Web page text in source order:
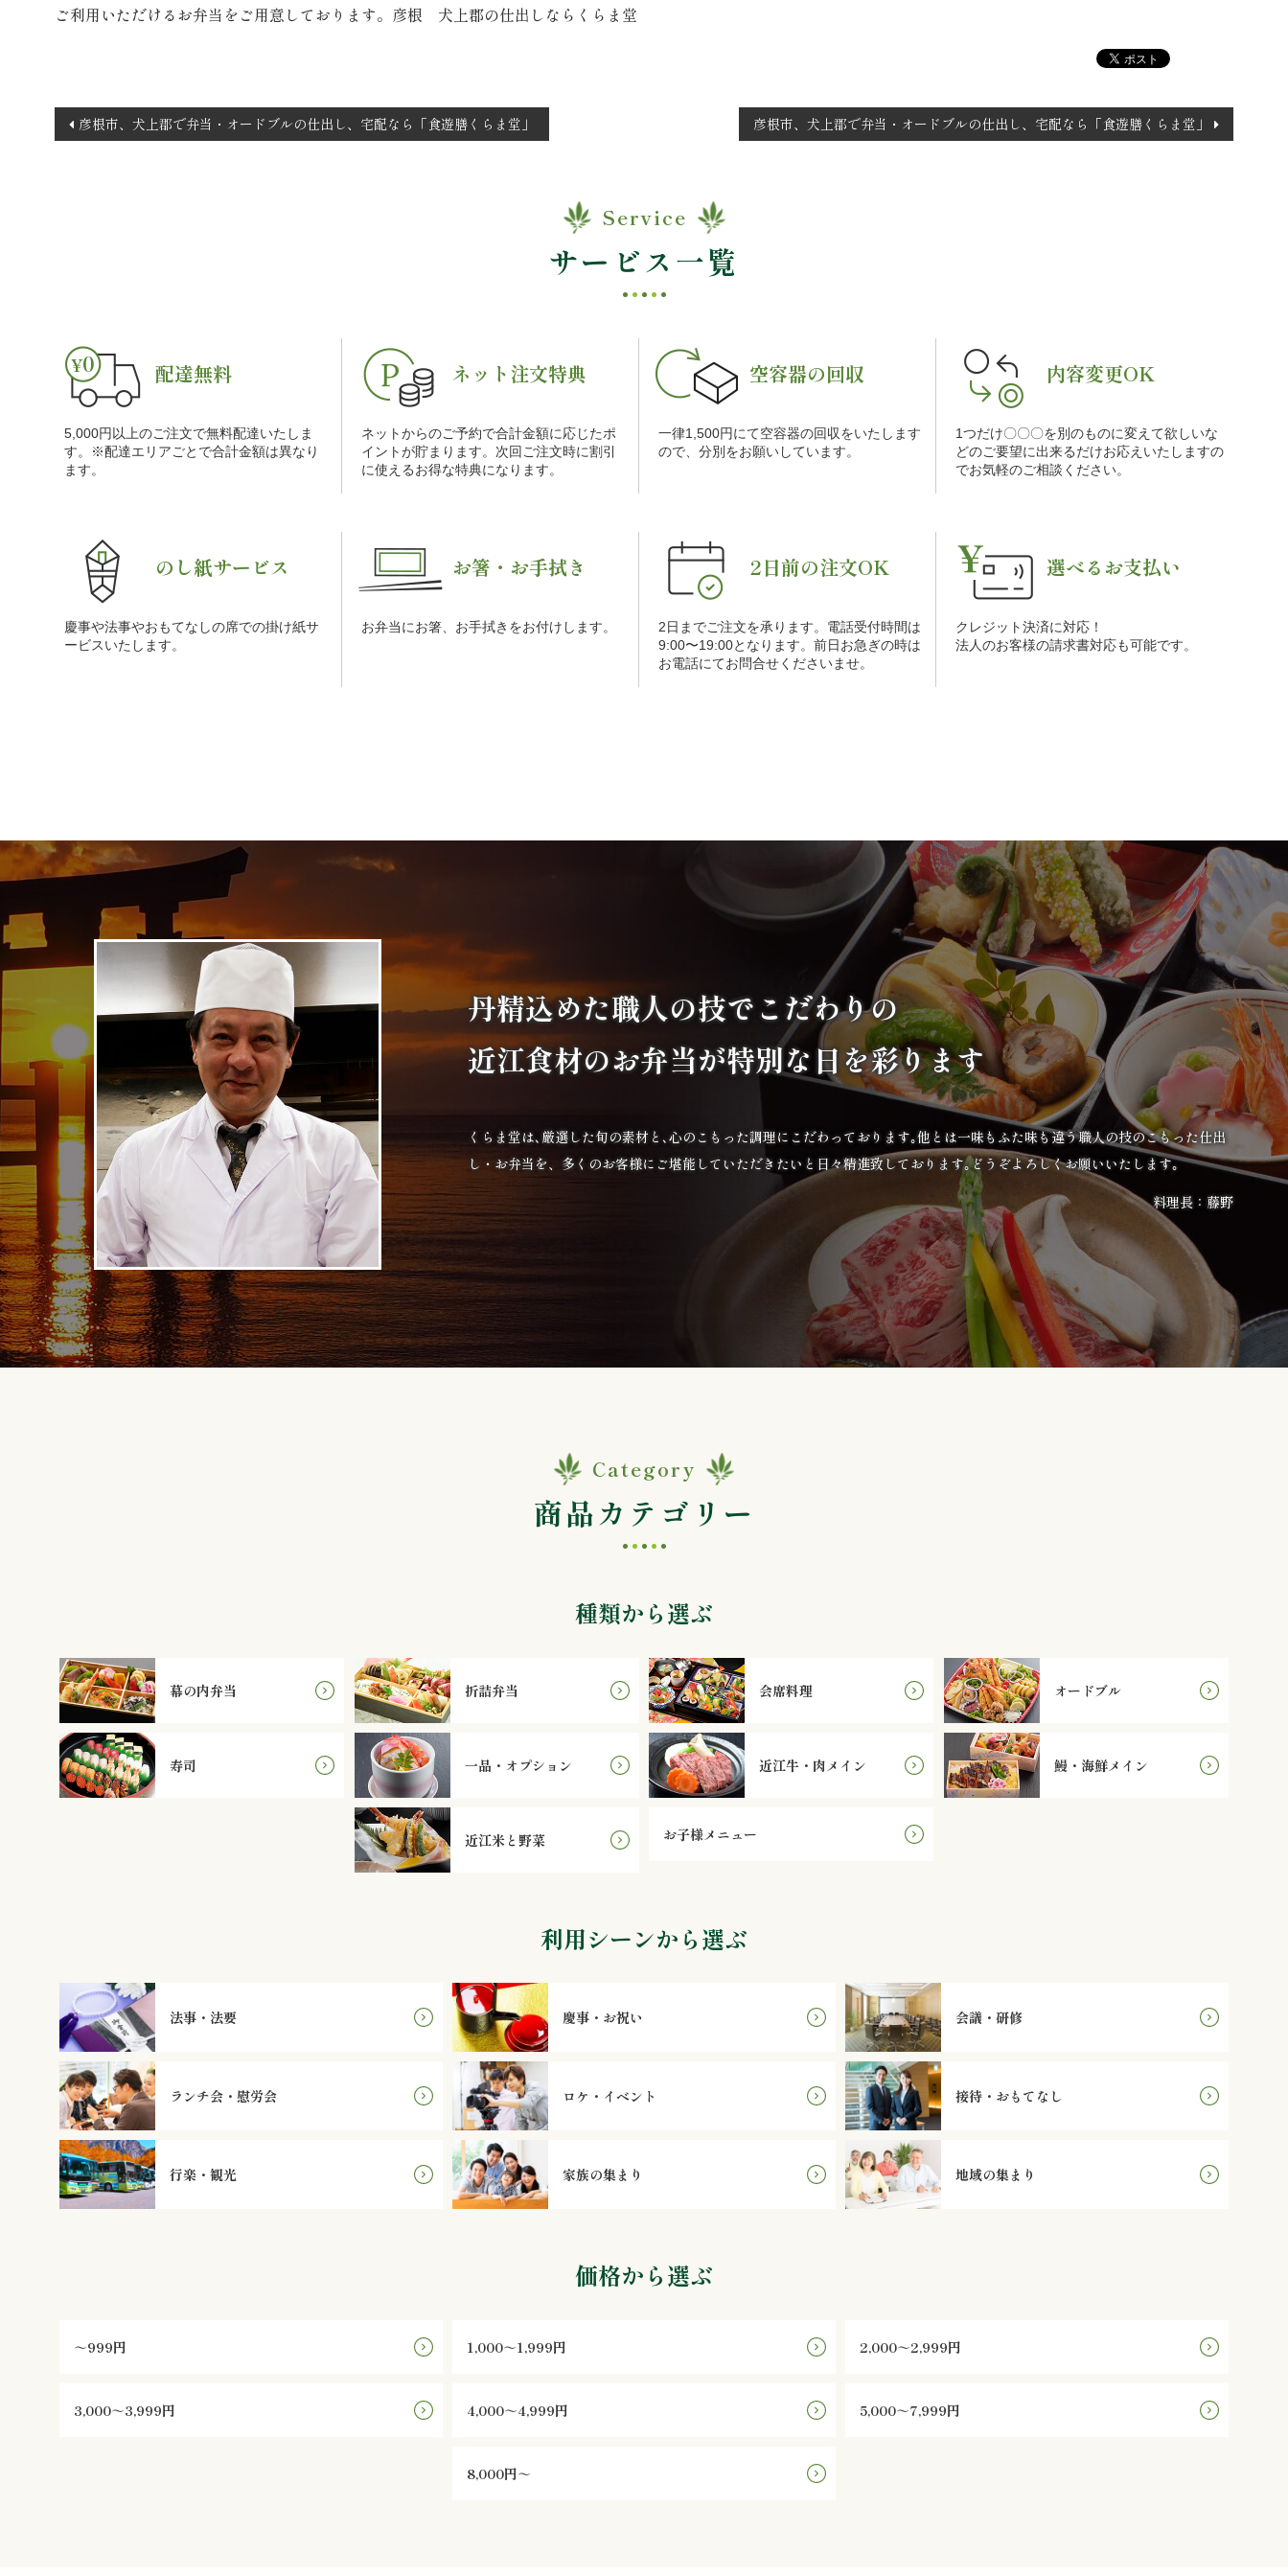
ご利用いただけるお弁当をご用意しております。彦根 犬上郡の仕出しならくらま堂
投
稿
彦根市、犬上郡で弁当・オードブルの仕出し、宅配なら「食遊膳くらま堂」 彦根市、犬上郡で弁当・オードブルの仕出し、宅配なら「食遊膳くらま堂」
Service
サービス一覧
配達無料
5,000円以上のご注文で無料配達いたしま
す。※配達エリアごとで合計金額は異なり
ます。
ネット注文特典
ネットからのご予約で合計金額に応じたポ
イントが貯まります。次回ご注文時に割引
に使えるお得な特典になります。
空容器の回収
一律1,500円にて空容器の回収をいたします
ので、分別をお願いしています。
内容変更OK
1つだけ〇〇〇を別のものに変えて欲しいな
どのご要望に出来るだけお応えいたしますの
でお気軽のご相談ください。
のし紙サービス
慶事や法事やおもてなしの席での掛け紙サ
ービスいたします。
お箸・お手拭き
お弁当にお箸、お手拭きをお付けします。
2日前の注文OK
2日までご注文を承ります。電話受付時間は
9:00〜19:00となります。前日お急ぎの時は
お電話にてお問合せくださいませ。
選べるお支払い
クレジット決済に対応！
法人のお客様の請求書対応も可能です。
丹精込めた職人の技でこだわりの
近江食材のお弁当が特別な日を彩ります
くらま堂は､厳選した旬の素材と､心のこもった調理にこだわっております｡他とは一味もふた味も違う職人の技のこもった仕出
し・お弁当を、多くのお客様にご堪能していただきたいと日々精進致しております｡どうぞよろしくお願いいたします｡
料理長：藤野
Category
商品カテゴリー
種類から選ぶ
幕の内弁当 折詰弁当 会席料理 オードブル
寿司 一品・オプション 近江牛・肉メイン 鰻・海鮮メイン
近江米と野菜 お子様メニュー
利用シーンから選ぶ
法事・法要 慶事・お祝い 会議・研修
ランチ会・慰労会 ロケ・イベント 接待・おもてなし
行楽・観光 家族の集まり 地域の集まり
価格から選ぶ
～999円 1,000～1,999円 2,000～2,999円
3,000～3,999円 4,000～4,999円 5,000～7,999円
8,000円～